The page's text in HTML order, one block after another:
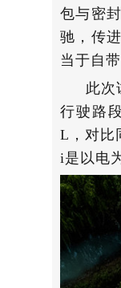
包与密
驰，传
当于自
此次
行驶路
L，对比
i是以电